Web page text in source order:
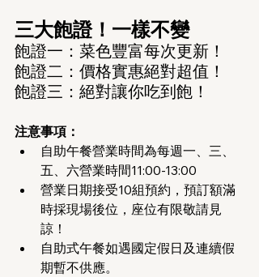
三大飽證！一樣不變
飽證一：菜色豐富每次更新！
飽證二：價格實惠絕對超值！
飽證三：絕對讓你吃到飽！
注意事項：
自助午餐營業時間為每週一、三、
五、六營業時間11:00-13:00
營業日期接受10組預約，預訂額滿
時採現場後位，座位有限敬請見
諒！
自助式午餐如遇國定假日及連續假
期暫不供應。